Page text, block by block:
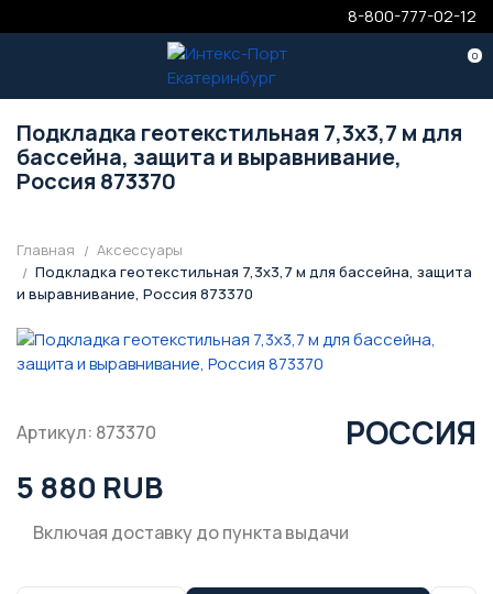
8-800-777-02-12
0
Подкладка геотекстильная 7,3х3,7 м для
бассейна, защита и выравнивание,
Россия 873370
Главная
Аксессуары
Подкладка геотекстильная 7,3х3,7 м для бассейна, защита
и выравнивание, Россия 873370
Артикул: 873370 РОССИЯ
5 880 RUB
Включая доставку до пункта выдачи